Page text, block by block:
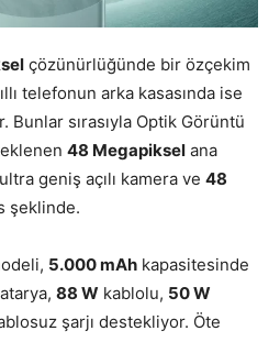
çözünürlüğünde bir özçekim
telefonun arka kasasında ise
Bunlar sırasıyla Optik Görüntü
48 Megapiksel ana
ultra geniş açılı kamera ve 48
şeklinde.
5.000 mAh kapasitesinde
88 W kablolu, 50 W
şarjı destekliyor. Öte